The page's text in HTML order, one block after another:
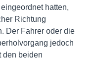
hatten,
Richtung
Der Fahrer oder die
jedoch
den beiden